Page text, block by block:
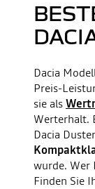
Dacia
Preis-
sie als
Werterhalt.
Dacia
wurde. Wer
Finden Sie